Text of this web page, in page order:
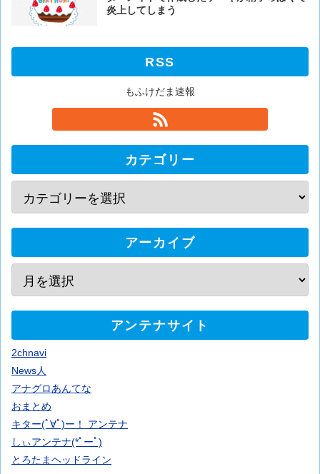
炎上してしまう
RSS
もふけだま速報
カテゴリー
アーカイブ
アンテナサイト
2chnavi
News人
アナグロあんてな
おまとめ
キター(ﾟ∀ﾟ)ー！ アンテナ
しぃアンテナ(*ﾟーﾟ)
とろたまヘッドライン